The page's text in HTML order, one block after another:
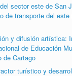
sector este de San
de transporte del
y difusión artística:
de Educación
de Cartago
turístico y